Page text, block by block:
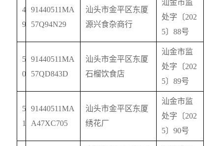
4
9
91440511MA
57Q94N29
汕头市金平区东厦
源兴食杂商行
汕金市监
处字〔202
5〕 88号
5
0
91440511MA
57QD843D
汕头市金平区东厦
石榴饮食店
汕金市监
处字〔202
5〕 89号
5
1
91440511MA
A47XC705
汕头市金平区东厦
绣花厂
汕金市监
处字〔202
5〕 90号